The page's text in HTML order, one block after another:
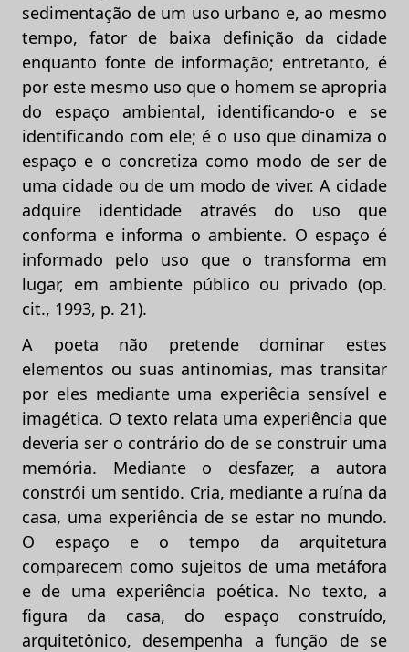
sedimentação de um uso urbano e, ao mesmo
tempo, fator de baixa definição da cidade
enquanto fonte de informação; entretanto, é
por este mesmo uso que o homem se apropria
do espaço ambiental, identificando-o e se
identificando com ele; é o uso que dinamiza o
espaço e o concretiza como modo de ser de
uma cidade ou de um modo de viver. A cidade
adquire identidade através do uso que
conforma e informa o ambiente. O espaço é
informado pelo uso que o transforma em
lugar, em ambiente público ou privado (op.
cit., 1993, p. 21).
A poeta não pretende dominar estes
elementos ou suas antinomias, mas transitar
por eles mediante uma experiêcia sensível e
imagética. O texto relata uma experiência que
deveria ser o contrário do de se construir uma
memória. Mediante o desfazer, a autora
constrói um sentido. Cria, mediante a ruína da
casa, uma experiência de se estar no mundo.
O espaço e o tempo da arquitetura
comparecem como sujeitos de uma metáfora
e de uma experiência poética. No texto, a
figura da casa, do espaço construído,
arquitetônico, desempenha a função de se